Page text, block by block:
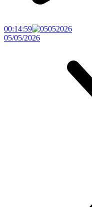
00:14:59
05/05/2026